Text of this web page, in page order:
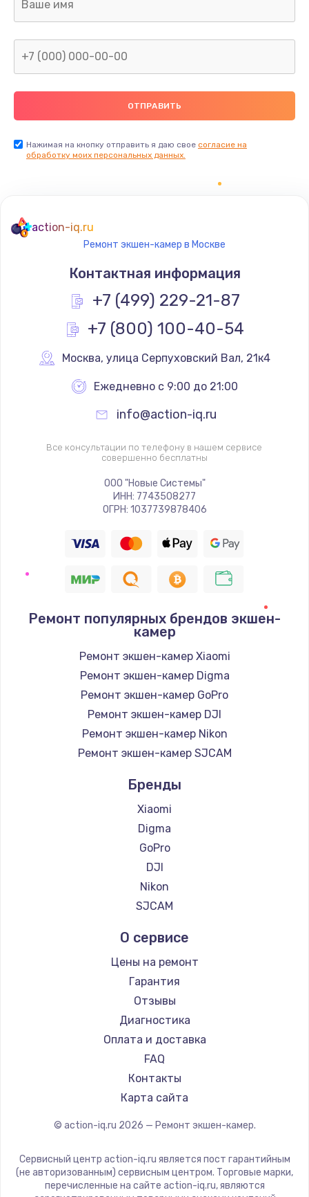
Замена датчиков управления, высоты, движения
600 руб.
Заказать
Замена кнопок
500 руб.
Заказать
Замена лампы
Замена разъема
500 руб.
Заказать
Замена корпусных элементов
2800 руб.
Нажимая на кнопку отправить я даю свое согласие на
обработку моих персональных данных.
action-iq.ru
Ремонт экшен-камер в Москве
Контактная информация
+7 (499) 229-21-87
+7 (800) 100-40-54
Москва, улица Серпуховский Вал, 21к4
Ежедневно с 9:00 до 21:00
info@action-iq.ru
Все консультации по телефону в нашем сервисе
совершенно бесплатны
ООО "Новые Системы"
ИНН: 7743508277
ОГРН: 1037739878406
Ремонт популярных брендов экшен-
камер
Ремонт экшен-камер Xiaomi
Ремонт экшен-камер Digma
Ремонт экшен-камер GoPro
Ремонт экшен-камер DJI
Ремонт экшен-камер Nikon
Ремонт экшен-камер SJCAM
Бренды
Xiaomi
Digma
GoPro
DJI
Nikon
SJCAM
О сервисе
Цены на ремонт
Гарантия
Отзывы
Диагностика
Оплата и доставка
FAQ
Контакты
Карта сайта
© action-iq.ru 2026 — Ремонт экшен-камер.
Сервисный центр action-iq.ru является пост гарантийным
(не авторизованным) сервисным центром. Торговые марки,
перечисленные на сайте action-iq.ru, являются